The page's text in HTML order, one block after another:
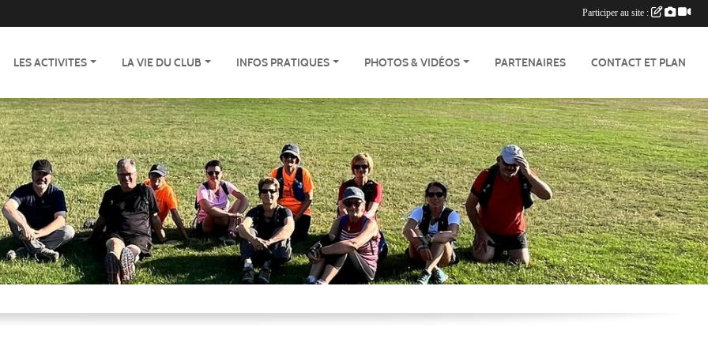
LES ACTIVITES LA VIE DU CLUB INFOS PRATIQUES PHOTOS & VIDÉOS PARTENAIRES CONTACT ET PLAN
Participer au site :